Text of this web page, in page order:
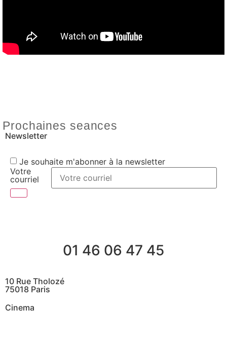
Prochaines seances
Newsletter
Je souhaite m'abonner à la newsletter
Votre
courriel
01 46 06 47 45
10 Rue Tholozé
75018 Paris
Cinema